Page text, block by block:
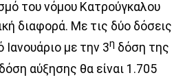
του νόμου Κατρούγκαλου
διαφορά. Με τις δύο δόσεις
με την 3η δόση της
δόση αύξησης θα είναι 1.705